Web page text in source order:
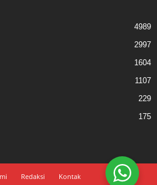
4989
2997
1604
1107
229
175
Redaksi Kontak